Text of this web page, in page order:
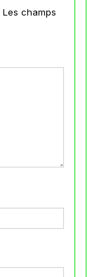
Les champs